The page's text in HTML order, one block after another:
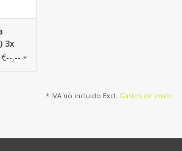
3x
€--,-- *
* IVA no incluido Excl. Gastos de envío